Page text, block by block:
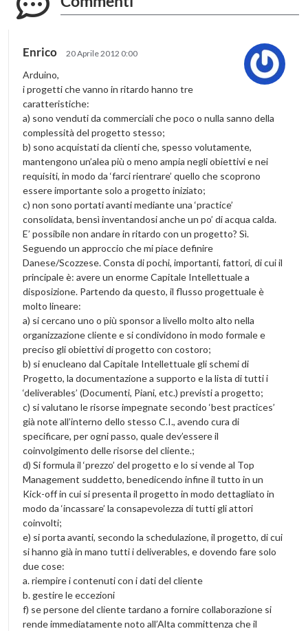
Enrico 20 Aprile 2012 0:00
Arduino,
i progetti che vanno in ritardo hanno tre
caratteristiche:
a) sono venduti da commerciali che poco o nulla sanno della
complessità del progetto stesso;
b) sono acquistati da clienti che, spesso volutamente,
mantengono un’alea più o meno ampia negli obiettivi e nei
requisiti, in modo da ‘farci rientrare’ quello che scoprono
essere importante solo a progetto iniziato;
c) non sono portati avanti mediante una ‘practice’
consolidata, bensì inventandosi anche un po’ di acqua calda.
E’ possibile non andare in ritardo con un progetto? Sì.
Seguendo un approccio che mi piace definire
Danese/Scozzese. Consta di pochi, importanti, fattori, di cui il
principale è: avere un enorme Capitale Intellettuale a
disposizione. Partendo da questo, il flusso progettuale è
molto lineare:
a) si cercano uno o più sponsor a livello molto alto nella
organizzazione cliente e si condividono in modo formale e
preciso gli obiettivi di progetto con costoro;
b) si enucleano dal Capitale Intellettuale gli schemi di
Progetto, la documentazione a supporto e la lista di tutti i
‘deliverables’ (Documenti, Piani, etc.) previsti a progetto;
c) si valutano le risorse impegnate secondo ‘best practices’
già note all’interno dello stesso C.I., avendo cura di
specificare, per ogni passo, quale dev’essere il
coinvolgimento delle risorse del cliente.;
d) Si formula il ‘prezzo’ del progetto e lo si vende al Top
Management suddetto, benedicendo infine il tutto in un
Kick-off in cui si presenta il progetto in modo dettagliato in
modo da ‘incassare’ la consapevolezza di tutti gli attori
coinvolti;
e) si porta avanti, secondo la schedulazione, il progetto, di cui
si hanno già in mano tutti i deliverables, e dovendo fare solo
due cose:
a. riempire i contenuti con i dati del cliente
b. gestire le eccezioni
f) se persone del cliente tardano a fornire collaborazione si
rende immediatamente noto all’Alta committenza che il